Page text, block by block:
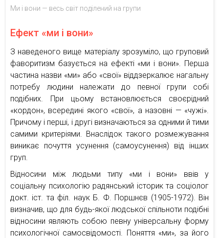
Ми і вони — весь світ поділений на групи
Ефект «ми і вони»
З наведеного вище матеріалу зрозуміло, що груповий
фаворитизм базується на ефекті «ми і вони». Перша
частина назви «ми» або «свої» віддзеркалює нагальну
потребу людини належати до певної групи собі
подібних. При цьому встановлюється своєрідний
«кордон», всередині якого «свої», а назовні — «чужі».
Причому і перші, і другі визначаються за одними й тими
самими критеріями. Внаслідок такого розмежування
виникає почуття усунення (самоусунення) від інших
груп.
Відносини між людьми типу «ми і вони» ввів у
соціальну психологію радянський історик та соціолог
докт. іст. та філ. наук Б. Ф. Поршнєв (1905-1972). Він
визначив, що для будь-якої людської спільноти подібні
відносини являють собою певну універсальну форму
психологічної самосвідомості. Поняття «ми», за його